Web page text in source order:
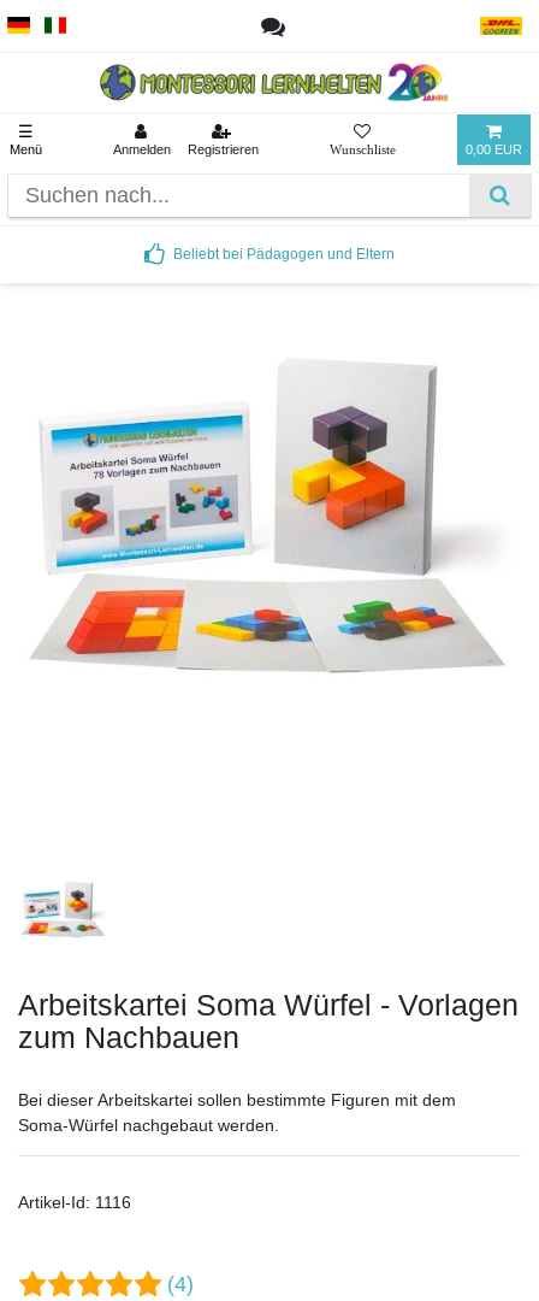
☰
Menü Anmelden Registrieren 0,00 EUR
Beliebt bei Pädagogen und Eltern
Arbeitskartei Soma Würfel - Vorlagen
zum Nachbauen
Bei dieser Arbeitskartei sollen bestimmte Figuren mit dem
Soma-Würfel nachgebaut werden.
Artikel-Id: 1116
(4)